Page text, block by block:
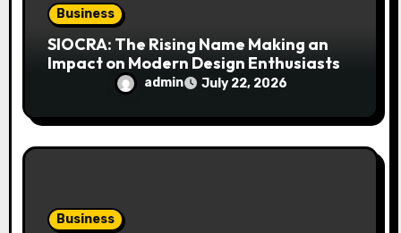
Business
SIOCRA: The Rising Name Making an
Impact on Modern Design Enthusiasts
admin July 22, 2026
Business